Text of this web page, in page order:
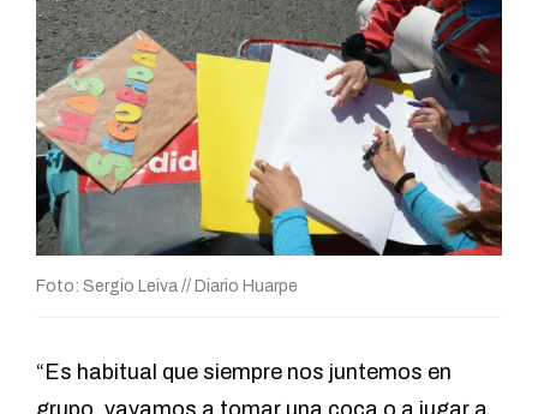
Foto: Sergio Leiva // Diario Huarpe
“Es habitual que siempre nos juntemos en
grupo, vayamos a tomar una coca o a jugar a